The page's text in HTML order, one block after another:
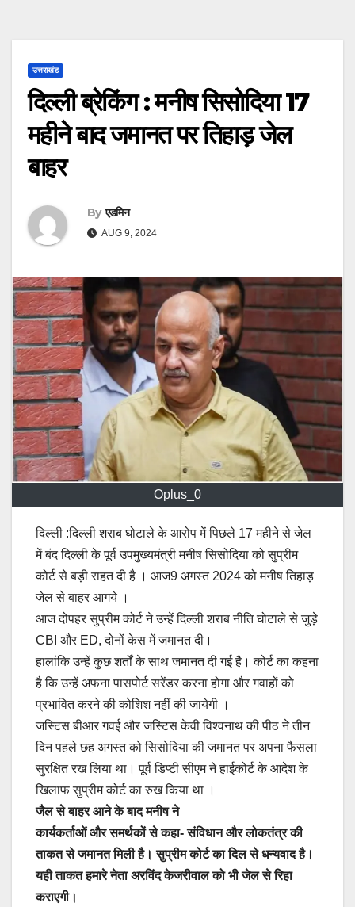
उत्तराखंड
दिल्ली ब्रेकिंग : मनीष सिसोदिया 17
महीने बाद जमानत पर तिहाड़ जेल
बाहर
By एडमिन
AUG 9, 2024
Oplus_0
दिल्ली :दिल्ली शराब घोटाले के आरोप में पिछले 17 महीने से जेल
में बंद दिल्ली के पूर्व उपमुख्यमंत्री मनीष सिसोदिया को सुप्रीम
कोर्ट से बड़ी राहत दी है । आज9 अगस्त 2024 को मनीष तिहाड़
जेल से बाहर आगये ।
आज दोपहर सुप्रीम कोर्ट ने उन्हें दिल्ली शराब नीति घोटाले से जुड़े
CBI और ED, दोनों केस में जमानत दी।
हालांकि उन्हें कुछ शर्तों के साथ जमानत दी गई है। कोर्ट का कहना
है कि उन्हें अफना पासपोर्ट सरेंडर करना होगा और गवाहों को
प्रभावित करने की कोशिश नहीं की जायेगी ।
जस्टिस बीआर गवई और जस्टिस केवी विश्वनाथ की पीठ ने तीन
दिन पहले छह अगस्त को सिसोदिया की जमानत पर अपना फैसला
सुरक्षित रख लिया था। पूर्व डिप्टी सीएम ने हाईकोर्ट के आदेश के
खिलाफ सुप्रीम कोर्ट का रुख किया था ।
जैल से बाहर आने के बाद मनीष ने
कार्यकर्ताओं और समर्थकों से कहा- संविधान और लोकतंत्र की
ताकत से जमानत मिली है। सुप्रीम कोर्ट का दिल से धन्यवाद है।
यही ताकत हमारे नेता अरविंद केजरीवाल को भी जेल से रिहा
कराएगी।